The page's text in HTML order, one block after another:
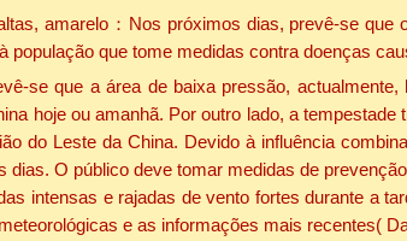
amarelo：Nos próximos dias, prevê-se
população que tome medidas contra doenças
se que a área de baixa pressão,
hoje ou amanhã. Por outro lado, a
do Leste da China. Devido à influência
dias. O público deve tomar medidas de
intensas e rajadas de vento fortes durante a
e as informações mais recentes(